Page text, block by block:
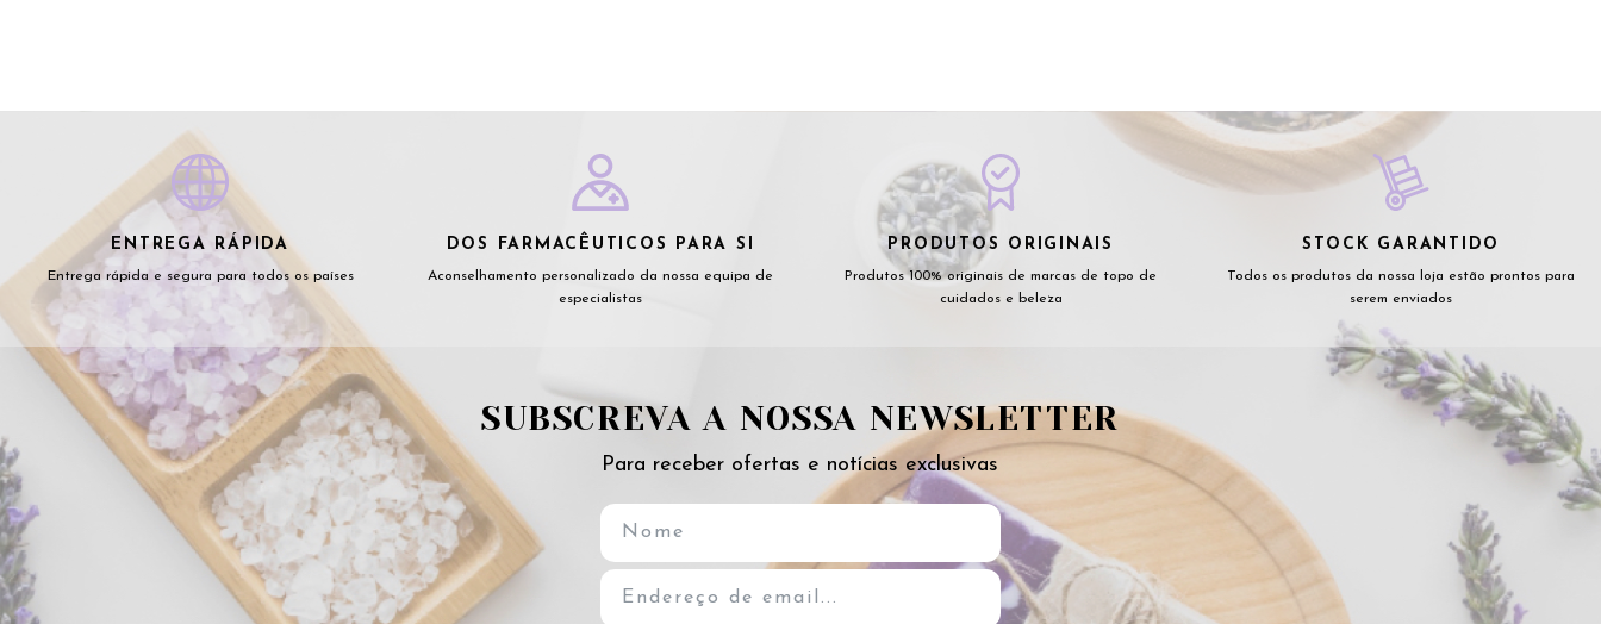
ENTREGA RÁPIDA
Entrega rápida e segura para todos os países
DOS FARMACÊUTICOS PARA SI
Aconselhamento personalizado da nossa equipa de
especialistas
PRODUTOS ORIGINAIS
Produtos 100% originais de marcas de topo de
cuidados e beleza
STOCK GARANTIDO
Todos os produtos da nossa loja estão prontos para
serem enviados
SUBSCREVA A NOSSA NEWSLETTER
Para receber ofertas e notícias exclusivas